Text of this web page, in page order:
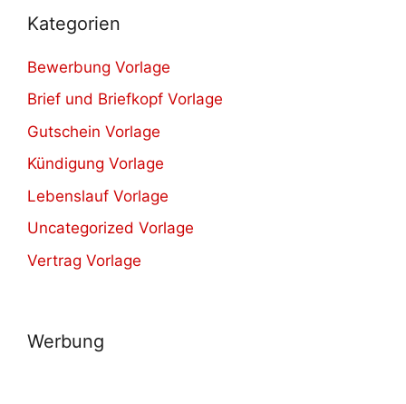
Kategorien
Bewerbung Vorlage
Brief und Briefkopf Vorlage
Gutschein Vorlage
Kündigung Vorlage
Lebenslauf Vorlage
Uncategorized Vorlage
Vertrag Vorlage
Werbung